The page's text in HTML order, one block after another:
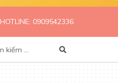
HOTLINE: 0909542336